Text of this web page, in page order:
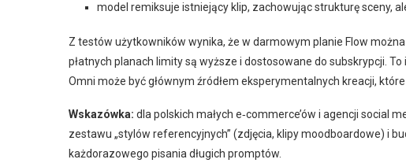
model remiksuje istniejący klip, zachowując strukturę sceny,
Z testów użytkowników wynika, że w darmowym planie Flow
płatnych planach limity są wyższe i dostosowane do subskrypcji.
Omni może być głównym źródłem eksperymentalnych kreacji,
Wskazówka: dla polskich małych e‑commerce’ów i agencji social
zestawu „stylów referencyjnych” (zdjęcia, klipy moodboardowe) i
każdorazowego pisania długich promptów.